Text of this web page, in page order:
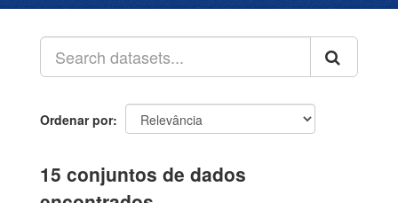
Ordenar por
15 conjuntos de dados